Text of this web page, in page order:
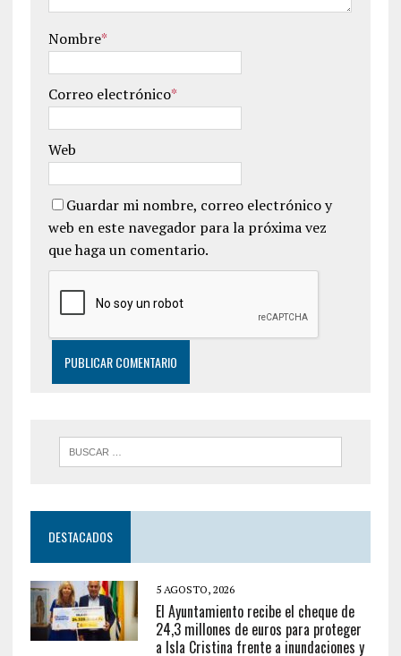
Nombre*
Correo electrónico*
Web
Guardar mi nombre, correo electrónico y
web en este navegador para la próxima vez
que haga un comentario.
DESTACADOS
5 AGOSTO, 2026
El Ayuntamiento recibe el cheque de
24,3 millones de euros para proteger
a Isla Cristina frente a inundaciones y